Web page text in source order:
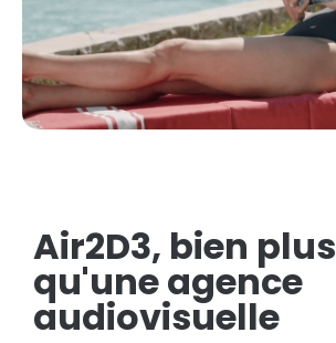
Air2D3, bien plus
qu'une agence
audiovisuelle